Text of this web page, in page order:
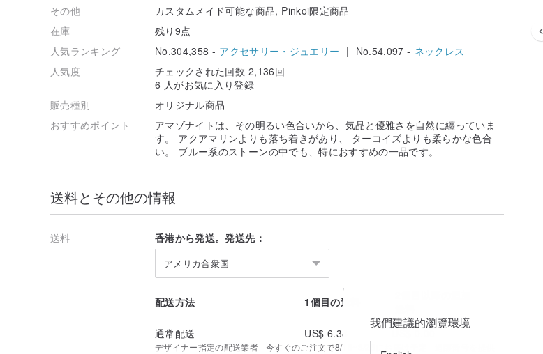
その他
カスタムメイド可能な商品, Pinkoi限定商品
在庫
残り9点
人気ランキング
No.304,358 - アクセサリー・ジュエリー | No.54,097 - ネックレス
人気度
チェックされた回数 2,136回
6 人がお気に入り登録
販売種別
オリジナル商品
おすすめポイント
アマゾナイトは、その明るい色合いから、気品と優雅さを自然に纏っていま
す。 アクアマリンよりも落ち着きがあり、 ターコイズよりも柔らかな色合
い。 ブルー系のストーンの中でも、特におすすめの一品です。
送料とその他の情報
送料 香港から発送。発送先：
アメリカ合衆国
配送方法 1個目の送料
通常配送
US$ 6.38
デザイナー指定の配送業者 | 今すぐのご注文で8/18~8/26にお届け予定 | 追跡番号を提供
我們建議的瀏覽環境